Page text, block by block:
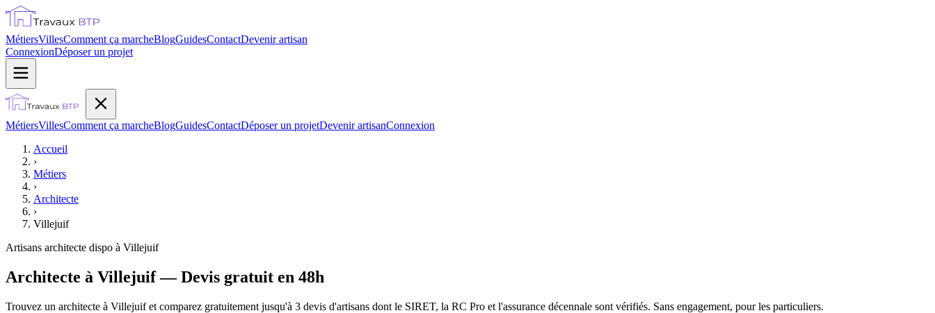
MétiersVillesComment ça marcheBlogGuidesContactDevenir artisan
ConnexionDéposer un projet
MétiersVillesComment ça marcheBlogGuidesContactDéposer un projetDevenir artisanConnexion
Accueil
›
Métiers
›
Architecte
›
Villejuif
Artisans architecte dispo à Villejuif
Architecte à Villejuif — Devis gratuit en 48h
Trouvez un architecte à Villejuif et comparez gratuitement jusqu'à 3 devis d'artisans dont le SIRET, la RC Pro et l'assurance décennale sont vérifiés. Sans engagement, pour les particuliers.